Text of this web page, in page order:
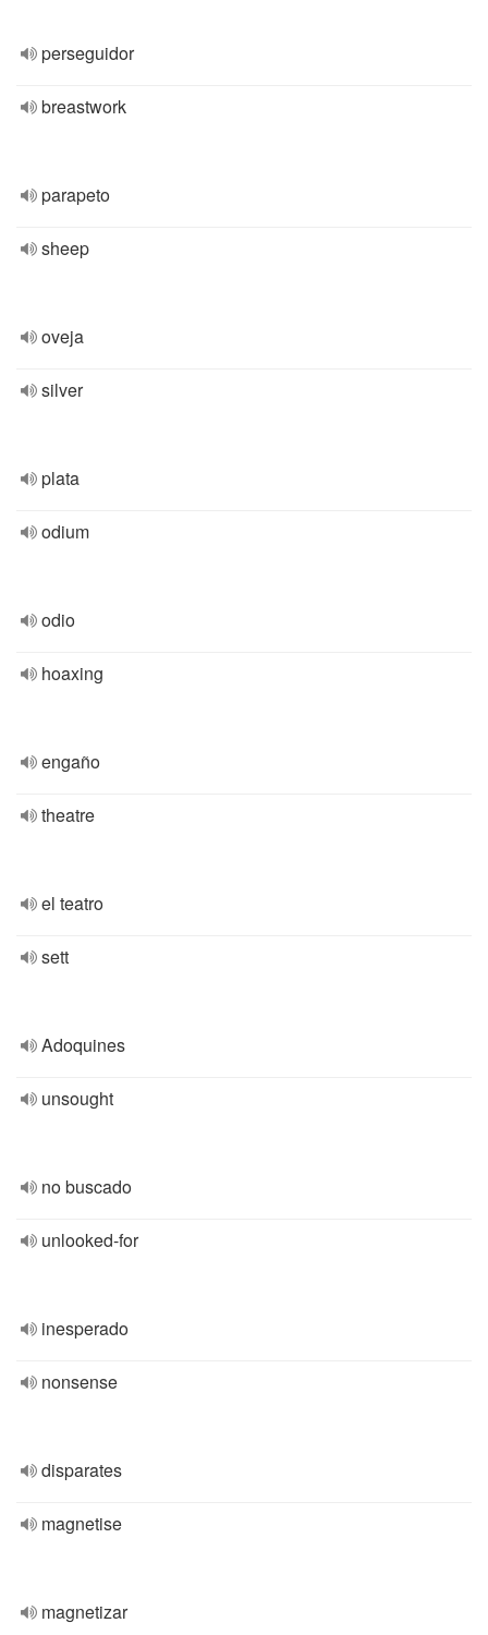
perseguidor
breastwork
parapeto
sheep
oveja
silver
plata
odium
odio
hoaxing
engaño
theatre
el teatro
sett
Adoquines
unsought
no buscado
unlooked-for
inesperado
nonsense
disparates
magnetise
magnetizar